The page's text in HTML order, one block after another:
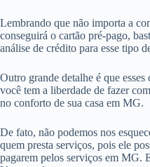
Lembrando que não importa a
conseguirá o cartão pré-pago,
análise de crédito para esse tipo
Outro grande detalhe é que
você tem a liberdade de fazer
no conforto de sua casa em MG.
De fato, não podemos nos
quem presta serviços, pois ele
pagarem pelos serviços em MG.